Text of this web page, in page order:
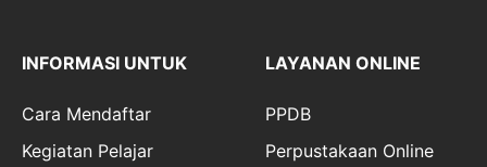
INFORMASI UNTUK
Cara Mendaftar
Kegiatan Pelajar
LAYANAN ONLINE
PPDB
Perpustakaan Online